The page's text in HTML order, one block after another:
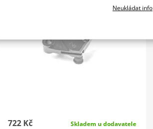
722 Kč Skladem u dodavatele
Neukládat info